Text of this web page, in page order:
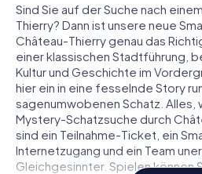
Sind Sie auf der Suche nach
Thierry? Dann ist unsere neue
Château-Thierry genau das
einer klassischen Stadtführung,
Kultur und Geschichte im
hier ein in eine fesselnde Story
sagenumwobenen Schatz. Alles,
Mystery-Schatzsuche durch
sind ein Teilnahme-Ticket, ein
Internetzugang und ein Team
Gleichgesinnter. Spielen können